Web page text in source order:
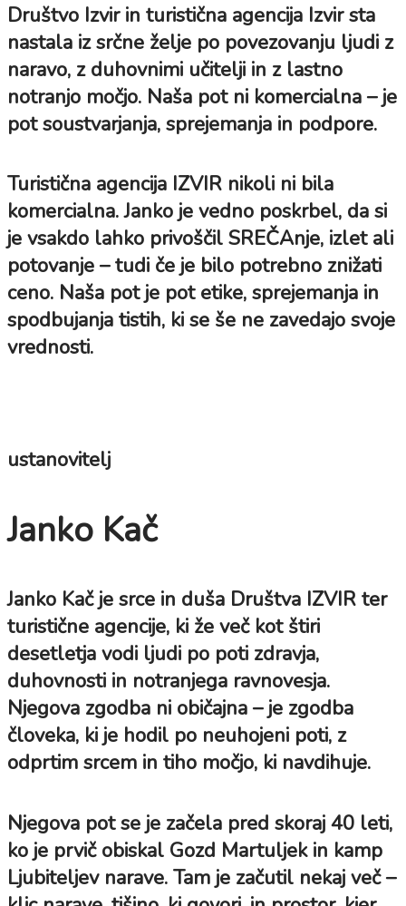
Društvo Izvir in turistična agencija Izvir sta
nastala iz srčne želje po povezovanju ljudi z
naravo, z duhovnimi učitelji in z lastno
notranjo močjo. Naša pot ni komercialna – je
pot soustvarjanja, sprejemanja in podpore.
Turistična agencija IZVIR nikoli ni bila
komercialna. Janko je vedno poskrbel, da si
je vsakdo lahko privoščil SREČAnje, izlet ali
potovanje – tudi če je bilo potrebno znižati
ceno. Naša pot je pot etike, sprejemanja in
spodbujanja tistih, ki se še ne zavedajo svoje
vrednosti.
ustanovitelj
Janko Kač
Janko Kačje srce in duša Društva IZVIR ter
turistične agencije, ki že več kot štiri
desetletja vodi ljudi po poti zdravja,
duhovnosti in notranjega ravnovesja.
Njegova zgodba ni običajna – je zgodba
človeka, ki je hodil po neuhojeni poti, z
odprtim srcem in tiho močjo, ki navdihuje.
Njegova pot se je začela pred skoraj 40 leti,
ko je prvič obiskal Gozd Martuljek in kamp
Ljubiteljev narave. Tam je začutil nekaj več –